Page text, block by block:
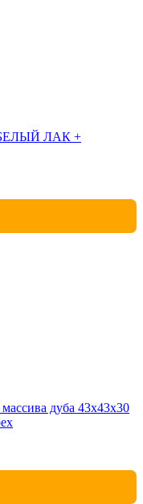
БЕЛЫЙ ЛАК +
дуба 43х43х30